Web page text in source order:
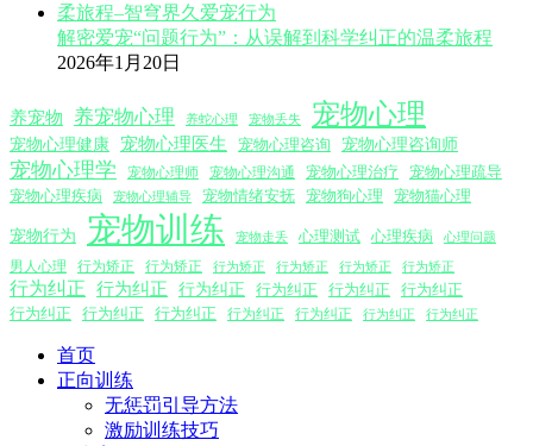
解密爱宠“问题行为”：从误解到科学纠正的温柔旅程
2026年1月20日
养宠物 养宠物心理 养蛇心理 宠物丢失 宠物心理
宠物心理健康 宠物心理医生 宠物心理咨询 宠物心理咨询师
宠物心理学 宠物心理师 宠物心理沟通 宠物心理治疗
宠物心理疏导
宠物心理疾病
宠物心理辅导 宠物情绪安抚 宠物狗心理 宠物猫心理
宠物行为 宠物训练 宠物走丢 心理测试 心理疾病 心理问题
男人心理 行为矫正 行为矫正 行为矫正 行为矫正 行为矫正 行为矫正
行为纠正 行为纠正 行为纠正 行为纠正 行为纠正
行为纠正
行为纠正
行为纠正 行为纠正 行为纠正 行为纠正 行为纠正 行为纠正
首页
正向训练
无惩罚引导方法
激励训练技巧